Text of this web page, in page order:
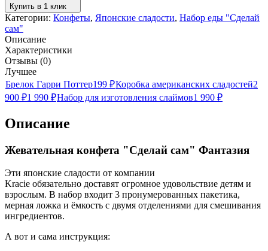
Купить в 1 клик
Категории: Конфеты, Японские сладости, Набор еды "Сделай
сам"
Описание
Характеристики
Отзывы (0)
Лучшее
Брелок Гарри Поттер199 ₽Коробка американских сладостей2
900 ₽1 990 ₽Набор для изготовления слаймов1 990 ₽
Описание
Жевательная конфета "Сделай сам" Фантазия
Эти японские сладости от компании
Kracie обязательно доставят огромное удовольствие детям и
взрослым. В набор входит 3 пронумерованных пакетика,
мерная ложка и ёмкость с двумя отделениями для смешивания
ингредиентов.
А вот и сама инструкция: